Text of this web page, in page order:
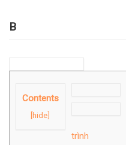
B
Contents
[hide]
trình